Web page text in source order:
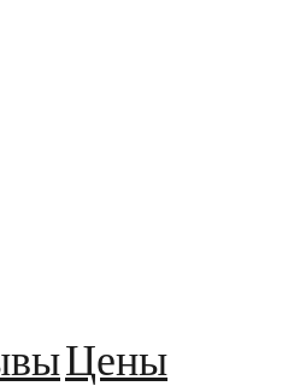
Цены